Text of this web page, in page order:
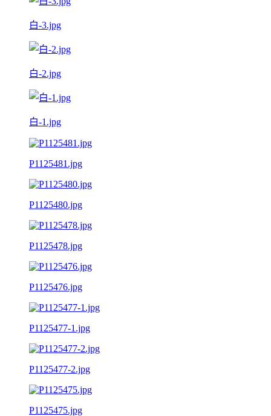
白-3.jpg
白-2.jpg
白-1.jpg
P1125481.jpg
P1125480.jpg
P1125478.jpg
P1125476.jpg
P1125477-1.jpg
P1125477-2.jpg
P1125475.jpg